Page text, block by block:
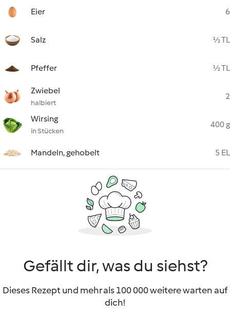
Eier 6
Salz ½ TL
Pfeffer ½ TL
Zwiebel
halbiert
2
Wirsing
in Stücken
400 g
Mandeln, gehobelt 5 EL
Gefällt dir, was du siehst?
Dieses Rezept und mehr als 100 000 weitere warten auf
dich!